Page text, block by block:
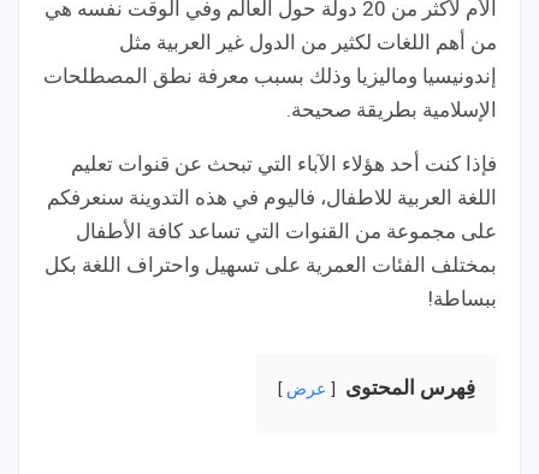
الأم لأكثر من 20 دولة حول العالم وفي الوقت نفسه هي
من أهم اللغات لكثير من الدول غير العربية مثل
إندونيسيا وماليزيا وذلك بسبب معرفة نطق المصطلحات
الإسلامية بطريقة صحيحة.
فإذا كنت أحد هؤلاء الآباء التي تبحث عن قنوات تعليم
اللغة العربية للاطفال، فاليوم في هذه التدوينة سنعرفكم
على مجموعة من القنوات التي تساعد كافة الأطفال
بمختلف الفئات العمرية على تسهيل واحتراف اللغة بكل
ببساطة!
فِهرس المحتوى عرض